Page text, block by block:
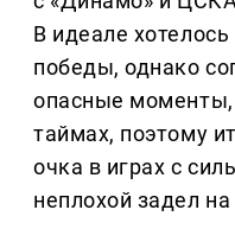
В идеале
победы, однако
опасные
таймах, поэтому
очка в играх с
неплохой задел